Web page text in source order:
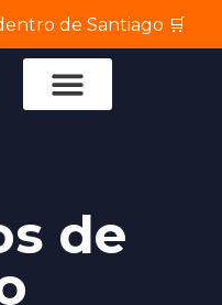
de Santiago 🛒
de